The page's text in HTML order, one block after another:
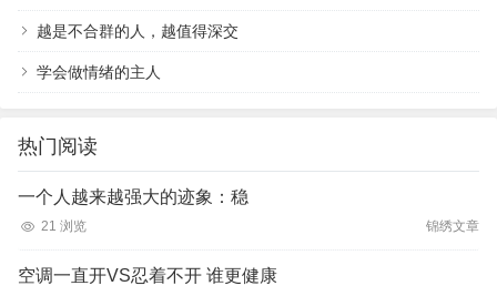
越是不合群的人，越值得深交
学会做情绪的主人
热门阅读
一个人越来越强大的迹象：稳
21 浏览 锦绣文章
空调一直开VS忍着不开 谁更健康